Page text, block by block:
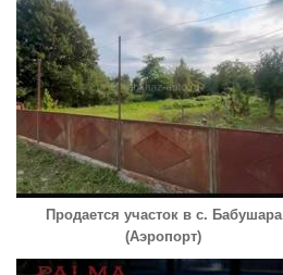
Продается участок в с. Бабушара
(Аэропорт)